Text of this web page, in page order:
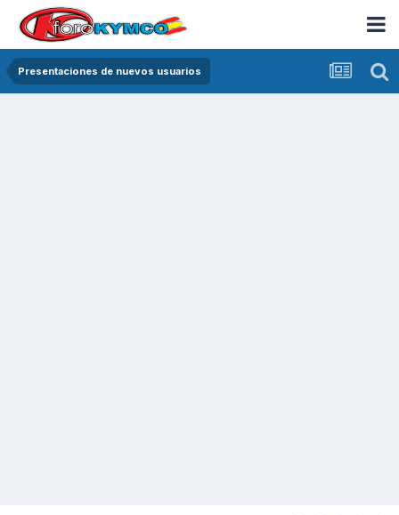
Presentaciones de nuevos usuarios